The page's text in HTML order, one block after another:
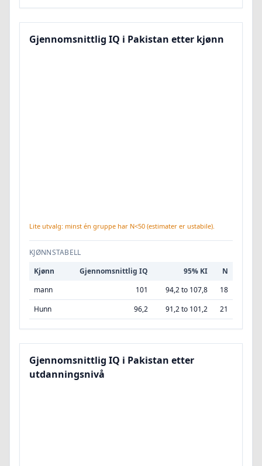
Gjennomsnittlig IQ i Pakistan etter kjønn
Lite utvalg: minst én gruppe har N<50 (estimater er ustabile).
KJØNNSTABELL
Kjønn
Gjennomsnittlig IQ 95% KI
N
mann
101 94,2 to 107,8
18
Hunn
96,2 91,2 to 101,2 21
Gjennomsnittlig IQ i Pakistan etter
utdanningsnivå